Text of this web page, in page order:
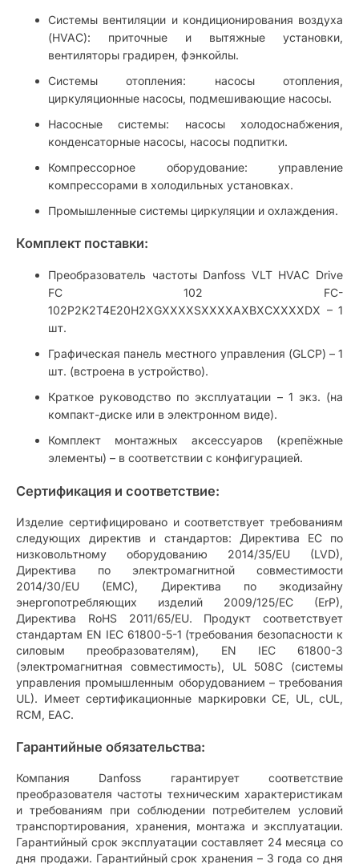
Системы вентиляции и кондиционирования воздуха
(HVAC): приточные и вытяжные установки,
вентиляторы градирен, фэнкойлы.
Системы отопления: насосы отопления,
циркуляционные насосы, подмешивающие насосы.
Насосные системы: насосы холодоснабжения,
конденсаторные насосы, насосы подпитки.
Компрессорное оборудование: управление
компрессорами в холодильных установках.
Промышленные системы циркуляции и охлаждения.
Комплект поставки:
Преобразователь частоты Danfoss VLT HVAC Drive
FC 102 FC-
102P2K2T4E20H2XGXXXXSXXXXAXBXCXXXXDX – 1
шт.
Графическая панель местного управления (GLCP) – 1
шт. (встроена в устройство).
Краткое руководство по эксплуатации – 1 экз. (на
компакт-диске или в электронном виде).
Комплект монтажных аксессуаров (крепёжные
элементы) – в соответствии с конфигурацией.
Сертификация и соответствие:
Изделие сертифицировано и соответствует требованиям
следующих директив и стандартов: Директива ЕС по
низковольтному оборудованию 2014/35/EU (LVD),
Директива по электромагнитной совместимости
2014/30/EU (EMC), Директива по экодизайну
энергопотребляющих изделий 2009/125/EC (ErP),
Директива RoHS 2011/65/EU. Продукт соответствует
стандартам EN IEC 61800-5-1 (требования безопасности к
силовым преобразователям), EN IEC 61800-3
(электромагнитная совместимость), UL 508C (системы
управления промышленным оборудованием – требования
UL). Имеет сертификационные маркировки CE, UL, cUL,
RCM, EAC.
Гарантийные обязательства:
Компания Danfoss гарантирует соответствие
преобразователя частоты техническим характеристикам
и требованиям при соблюдении потребителем условий
транспортирования, хранения, монтажа и эксплуатации.
Гарантийный срок эксплуатации составляет 24 месяца со
дня продажи. Гарантийный срок хранения – 3 года со дня